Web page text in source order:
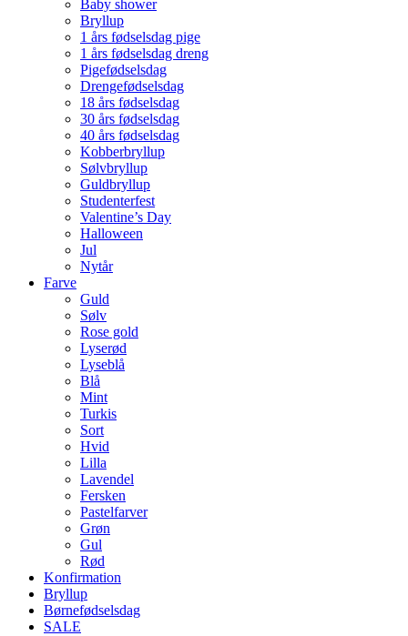
Baby shower
Bryllup
1 års fødselsdag pige
1 års fødselsdag dreng
Pigefødselsdag
Drengefødselsdag
18 års fødselsdag
30 års fødselsdag
40 års fødselsdag
Kobberbryllup
Sølvbryllup
Guldbryllup
Studenterfest
Valentine’s Day
Halloween
Jul
Nytår
Farve
Guld
Sølv
Rose gold
Lyserød
Lyseblå
Blå
Mint
Turkis
Sort
Hvid
Lilla
Lavendel
Fersken
Pastelfarver
Grøn
Gul
Rød
Konfirmation
Bryllup
Børnefødselsdag
SALE